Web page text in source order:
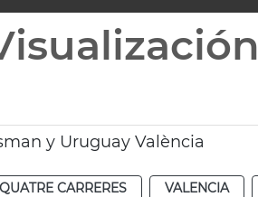
y Uruguay València
QUATRE CARRERES VALENCIA